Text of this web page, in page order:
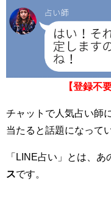
【登録不
チャットで人気占い師
当たると話題になって
「LINE占い」とは、あ
スです。